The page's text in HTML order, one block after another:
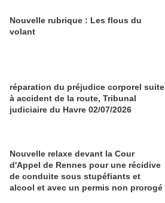
Nouvelle rubrique : Les flous du
volant
réparation du préjudice corporel suite
à accident de la route, Tribunal
judiciaire du Havre 02/07/2026
Nouvelle relaxe devant la Cour
d'Appel de Rennes pour une récidive
de conduite sous stupéfiants et
alcool et avec un permis non prorogé